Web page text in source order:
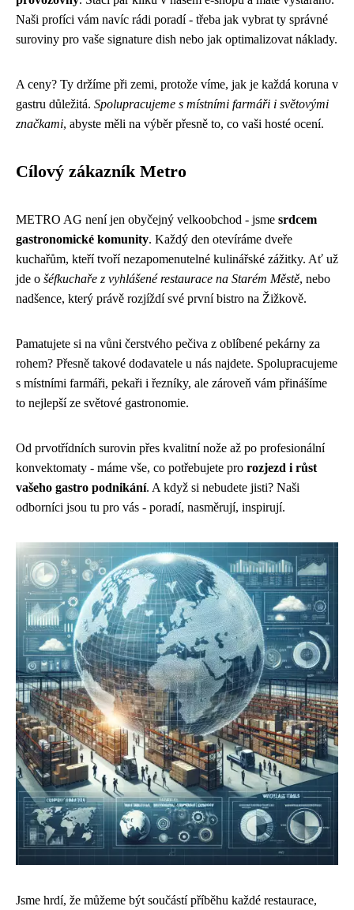
Naši profíci vám navíc rádi poradí - třeba jak vybrat ty správné
suroviny pro vaše signature dish nebo jak optimalizovat náklady.
A ceny? Ty držíme při zemi, protože víme, jak je každá koruna v
gastru důležitá. Spolupracujeme s místními farmáři i světovými
značkami, abyste měli na výběr přesně to, co vaši hosté ocení.
Cílový zákazník Metro
METRO AG není jen obyčejný velkoobchod - jsme srdcem
gastronomické komunity. Každý den otevíráme dveře
kuchařům, kteří tvoří nezapomenutelné kulinářské zážitky. Ať už
jde o šéfkuchaře z vyhlášené restaurace na Starém Městě, nebo
nadšence, který právě rozjíždí své první bistro na Žižkově.
Pamatujete si na vůni čerstvého pečiva z oblíbené pekárny za
rohem? Přesně takové dodavatele u nás najdete. Spolupracujeme
s místními farmáři, pekaři i řezníky, ale zároveň vám přinášíme
to nejlepší ze světové gastronomie.
Od prvotřídních surovin přes kvalitní nože až po profesionální
konvektomaty - máme vše, co potřebujete pro rozjezd i růst
vašeho gastro podnikání. A když si nebudete jisti? Naši
odborníci jsou tu pro vás - poradí, nasměrují, inspirují.
Jsme hrdí, že můžeme být součástí příběhu každé restaurace,